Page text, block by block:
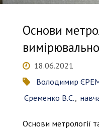
Основи
18.06.2021
Володимир
Єременко В.С.
Основи метрології